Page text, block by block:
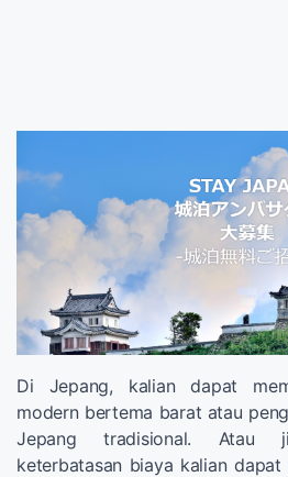
Di Jepang, kalian dapat
modern bertema barat atau
Jepang tradisional. Atau
keterbatasan biaya kalian